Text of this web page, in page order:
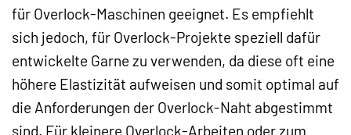
für Overlock-Maschinen geeignet. Es empfiehlt
sich jedoch, für Overlock-Projekte speziell dafür
entwickelte Garne zu verwenden, da diese oft eine
höhere Elastizität aufweisen und somit optimal auf
die Anforderungen der Overlock-Naht abgestimmt
sind. Für kleinere Overlock-Arbeiten oder zum